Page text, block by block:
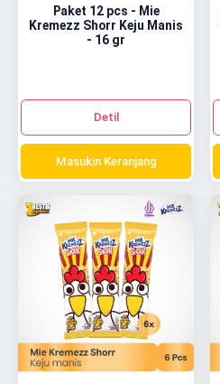
Paket 12 pcs - Mie
Kremezz Shorr Keju Manis
- 16 gr
Detil
Masukin Keranjang